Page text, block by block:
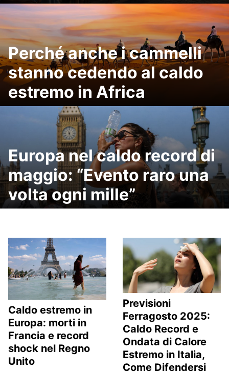
Perché anche i cammelli
stanno cedendo al caldo
estremo in Africa
Europa nel caldo record di
maggio: “Evento raro una
volta ogni mille”
Caldo estremo in
Europa: morti in
Francia e record
shock nel Regno
Unito
Previsioni
Ferragosto 2025:
Caldo Record e
Ondata di Calore
Estremo in Italia,
Come Difendersi